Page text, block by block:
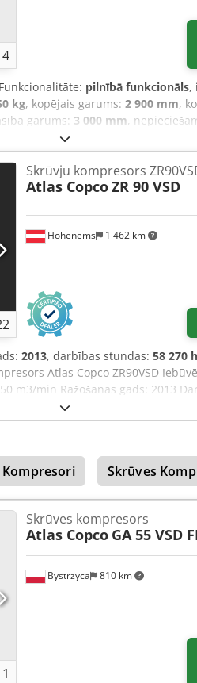
pilnībā funkcionāls,
kg, kopējais garums: 2 900 mm,
garums: 3 000 mm,
, Skrūvju kompresors ar
bār Profesionāls apkalpošanas
"pārbaudītas" – garantē
un žāvētājiem! Dsdpfx Aey
Skrūvju kompresors ar frekvenču
darba kārtībā, gatavs darbam
Hohenems 1 462 km
Skrūvju kompresors
Atlas CopcoZR 90 VSD
2013, darbības stundas: 58 270 h
Atlas Copco ZR90VSD
m3/min Ražošanas gads: 2013
Kompresori Skrūves
Bystrzyca 810 km
Skrūves kompresors
Atlas Copco GA 55 VSD